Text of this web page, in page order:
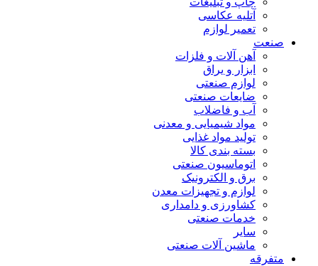
آتلیه عکاسی
تعمیر لوازم
صنعت
آهن آلات و فلزات
ابزار و یراق
لوازم صنعتی
ضایعات صنعتی
آب و فاضلاب
مواد شیمیایی و معدنی
تولید مواد غذایی
بسته بندی کالا
اتوماسیون صنعتی
برق و الکترونیک
لوازم و تجهیزات معدن
کشاورزی و دامداری
خدمات صنعتی
سایر
ماشین آلات صنعتی
متفرقه